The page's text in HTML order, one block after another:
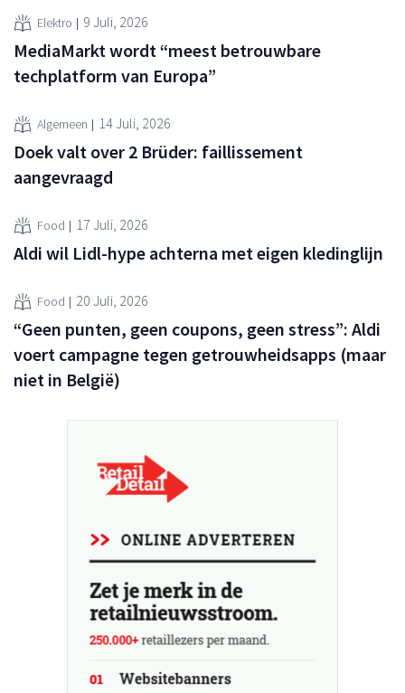
Elektro 9 Juli, 2026
MediaMarkt wordt “meest betrouwbare
techplatform van Europa”
Algemeen 14 Juli, 2026
Doek valt over 2 Brüder: faillissement
aangevraagd
Food 17 Juli, 2026
Aldi wil Lidl-hype achterna met eigen kledinglijn
Food 20 Juli, 2026
“Geen punten, geen coupons, geen stress”: Aldi
voert campagne tegen getrouwheidsapps (maar
niet in België)